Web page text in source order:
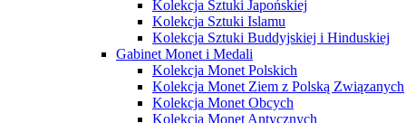
Kolekcja Sztuki Japońskiej
Kolekcja Sztuki Islamu
Kolekcja Sztuki Buddyjskiej i Hinduskiej
Gabinet Monet i Medali
Kolekcja Monet Polskich
Kolekcja Monet Ziem z Polską Związanych
Kolekcja Monet Obcych
Kolekcja Monet Antycznych